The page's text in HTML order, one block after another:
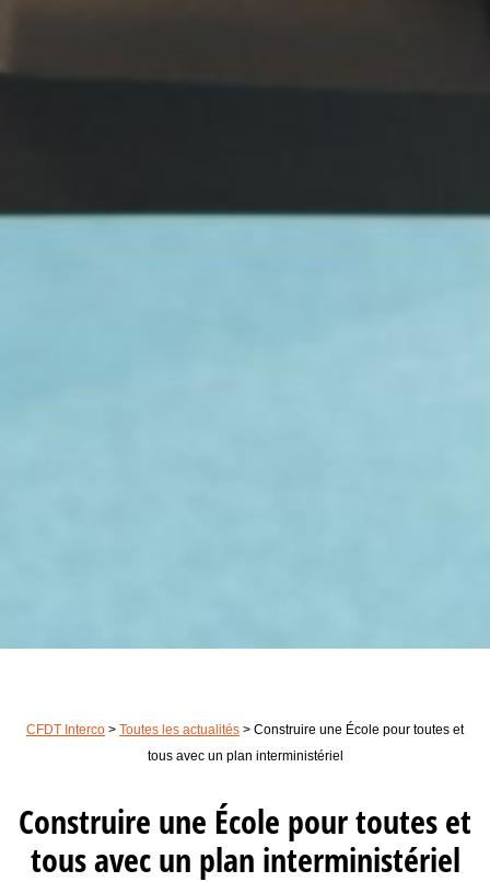
CFDT Interco > Toutes les actualités > Construire une École pour toutes et
tous avec un plan interministériel
Construire une École pour toutes et
tous avec un plan interministériel